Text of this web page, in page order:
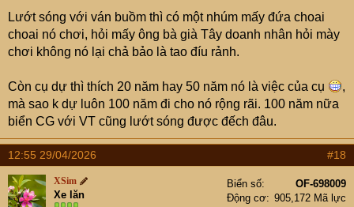
Lướt sóng với ván buồm thì có một nhúm mấy đứa choai
choai nó chơi, hỏi mấy ông bà già Tây doanh nhân hỏi mày
chơi không nó lại chả bảo là tao đíu rảnh.
Còn cụ dự thì thích 20 năm hay 50 năm nó là việc của cụ
,
mà sao k dự luôn 100 năm đi cho nó rộng rãi. 100 năm nữa
biển CG với VT cũng lướt sóng được đếch đâu.
12:55 29/04/2026 #18
XSim
Xe lăn
Biển số
OF-698009
Động cơ
905,172 Mã lực